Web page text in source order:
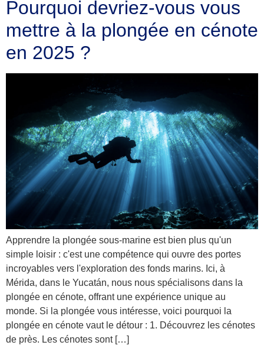
Pourquoi devriez-vous vous
mettre à la plongée en cénote
en 2025 ?
Apprendre la plongée sous-marine est bien plus qu'un
simple loisir : c'est une compétence qui ouvre des portes
incroyables vers l'exploration des fonds marins. Ici, à
Mérida, dans le Yucatán, nous nous spécialisons dans la
plongée en cénote, offrant une expérience unique au
monde. Si la plongée vous intéresse, voici pourquoi la
plongée en cénote vaut le détour : 1. Découvrez les cénotes
de près. Les cénotes sont […]